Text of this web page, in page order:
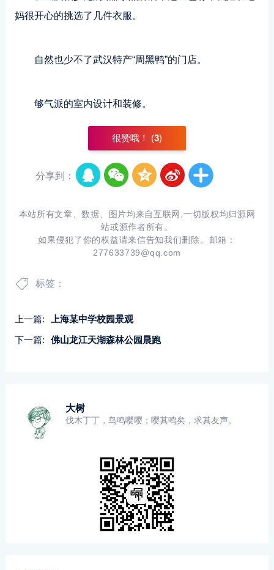
妈很开心的挑选了几件衣服。
自然也少不了武汉特产“周黑鸭”的门店。
够气派的室内设计和装修。
很赞哦！ (3)
分享到：
本站所有文章、数据、图片均来自互联网,一切版权均归源网
站或源作者所有。
如果侵犯了你的权益请来信告知我们删除。邮箱：
277633739@qq.com
标签：
上一篇:
上海某中学校园景观
下一篇:
佛山龙江天湖森林公园晨跑
大树
伐木丁丁，鸟鸣嘤嘤；嘤其鸣矣，求其友声。